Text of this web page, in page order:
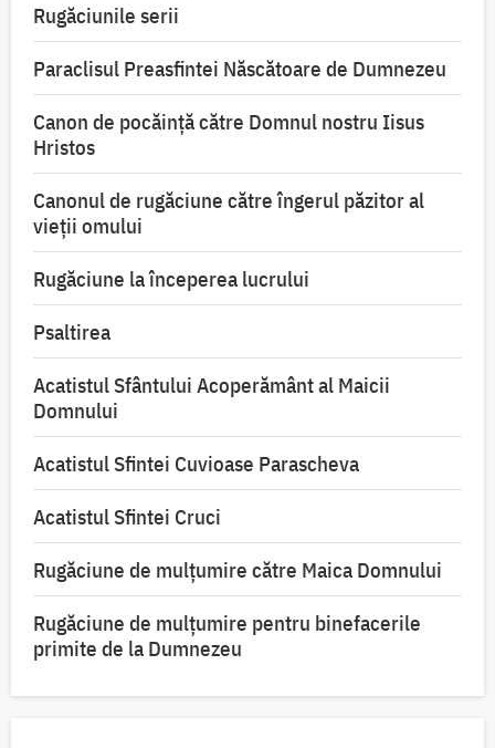
Rugăciunile serii
Paraclisul Preasfintei Născătoare de Dumnezeu
Canon de pocăință către Domnul nostru Iisus
Hristos
Canonul de rugăciune către îngerul păzitor al
vieții omului
Rugăciune la începerea lucrului
Psaltirea
Acatistul Sfântului Acoperământ al Maicii
Domnului
Acatistul Sfintei Cuvioase Parascheva
Acatistul Sfintei Cruci
Rugăciune de mulţumire către Maica Domnului
Rugăciune de mulțumire pentru binefacerile
primite de la Dumnezeu